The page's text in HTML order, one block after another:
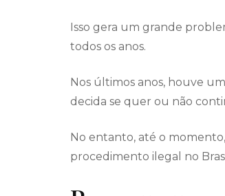
Isso gera um grande
todos os anos.
Nos últimos anos, houve
decida se quer ou não
No entanto, até o
procedimento ilegal no